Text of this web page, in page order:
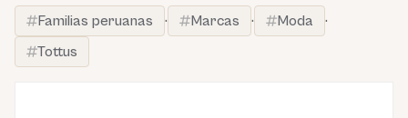
Familias peruanas
· Marcas · Moda
·
Tottus